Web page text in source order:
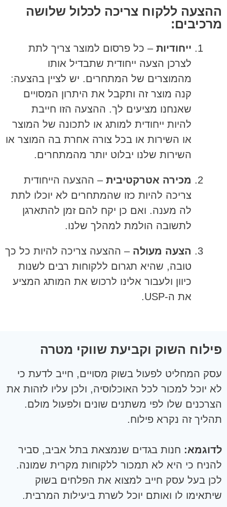
ההצעה ללקוח צריכה לכלול שלושה
מרכיבים:
ייחודיות – כל פרסום למוצר צריך לתת
לצרכן הצעה ייחודית שתבדיל אותו
מהמוצרים של המתחרים. יש לציין בהצעה:
קנה מוצר זה ותקבל את היתרון המסויים
שאנחנו מציעים לך. ההצעה הזו חייבת
להיות ייחודית למותג או לתכונה של המוצר
או השירות או בכל צורה אחרת בה המוצר או
השירות שלנו יבלוט יותר מהמתחרים.
מכירה אטרקטיבית – ההצעה הייחודית
צריכה להיות כזו שהמתחרים לא יוכלו לתת
לה מענה. ואם כן יקח להם זמן להתארגן
לתשובה הולמת למהלך שלנו.
הצעה מעולה – ההצעה צריכה להיות כל כך
טובה, שהיא תגרום ללקוחות רבים לשנות
כיוון ולעבור אלינו לרכוש את המותג המציע
את ה-USP.
פילוח השוק וקביעת שווקי מטרה
עסק המחליט לפעול בשוק מסויים, חייב לדעת כי
לא יוכל למכור לכל האוכלוסיה, ולכן עליו לזהות את
הצרכנים שלו לפי משתנים שונים ולפעול מולם.
תהליך זה נקרא פילוח.
לדוגמא: חנות בגדים שנמצאת בתל אביב, סביר
להניח כי היא לא תמכור ללקוחות מקרית שמונה.
לכן בעל עסק חייב למצוא את הפלחים בשוק
שיתאימו לו ואותם יוכל לשרת ביעילות המרבית.